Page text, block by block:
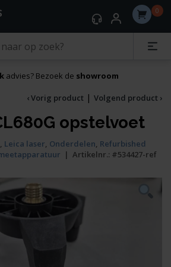
0
advies? Bezoek de showroom
‹ Vorig product | Volgend product ›
opstelvoet
, Leica laser, Onderdelen, Refurbished
| Artikelnr.: #534427-ref